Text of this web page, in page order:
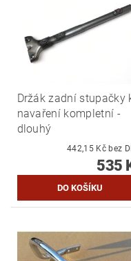
Držák zadní stupačky
navaření kompletní -
dlouhý
442,15 Kč
535